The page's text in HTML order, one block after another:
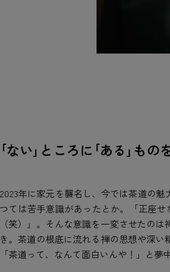
｢ない｣ところに｢ある｣もの
2023年に家元を襲名し、今では茶道の
つては苦手意識があったとか。「正座
（笑）」。そんな意識を一変させたの
き。茶道の根底に流れる禅の思想や深
「茶道って、なんて面白いんや！」と夢